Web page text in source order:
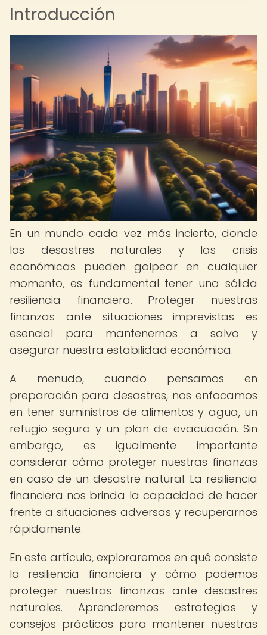
Introducción
En un mundo cada vez más incierto, donde
los desastres naturales y las crisis
económicas pueden golpear en cualquier
momento, es fundamental tener una sólida
resiliencia financiera. Proteger nuestras
finanzas ante situaciones imprevistas es
esencial para mantenernos a salvo y
asegurar nuestra estabilidad económica.
A menudo, cuando pensamos en
preparación para desastres, nos enfocamos
en tener suministros de alimentos y agua, un
refugio seguro y un plan de evacuación. Sin
embargo, es igualmente importante
considerar cómo proteger nuestras finanzas
en caso de un desastre natural. La resiliencia
financiera nos brinda la capacidad de hacer
frente a situaciones adversas y recuperarnos
rápidamente.
En este artículo, exploraremos en qué consiste
la resiliencia financiera y cómo podemos
proteger nuestras finanzas ante desastres
naturales. Aprenderemos estrategias y
consejos prácticos para mantener nuestras